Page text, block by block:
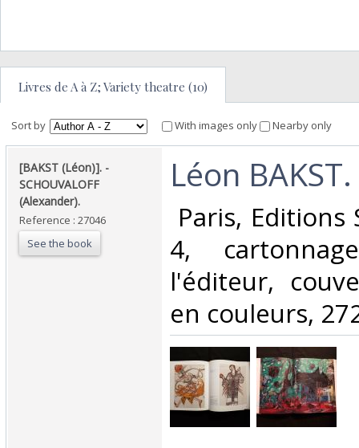
Livres de A à Z; Variety theatre (10)
Sort by With images only Nearby only
‎[BAKST (Léon)]. -
SCHOUVALOFF
(Alexander).‎
Reference : 27046
See the book
‎Léon BAKST.‎
Paris, Editions
4,
l'éditeur,
en couleurs,